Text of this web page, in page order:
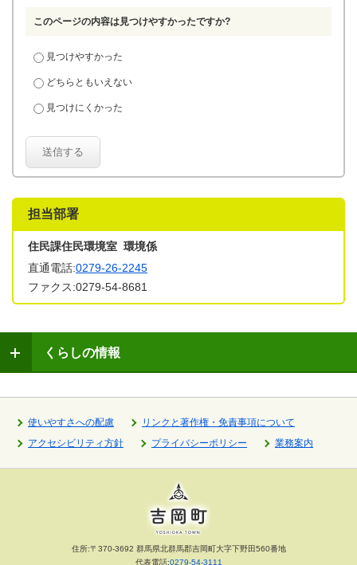
このページの内容は見つけやすかったですか?
見つけやすかった
どちらともいえない
見つけにくかった
送信する
担当部署
住民課住民環境室 環境係
直通電話:0279-26-2245
ファクス:0279-54-8681
くらしの情報
使いやすさへの配慮
リンクと著作権・免責事項について
アクセシビリティ方針
プライバシーポリシー 業務案内
住所:〒370-3692 群馬県北群馬郡吉岡町大字下野田560番地
代表電話:0279-54-3111